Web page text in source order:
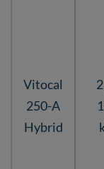
Vitocal
250-A
Hybrid